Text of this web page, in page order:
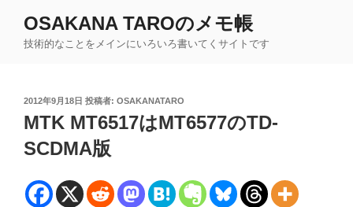
OSAKANA TAROのメモ帳
技術的なことをメインにいろいろ書いてくサイトです
投
稿
日:
2012年9月18日 投稿者: OSAKANATARO
MTK MT6517はMT6577のTD-
SCDMA版